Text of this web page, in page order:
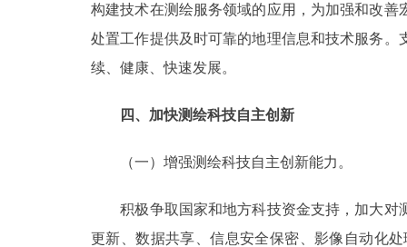
构建技术在测绘服务领域的应用，为加强和改
处置工作提供及时可靠的地理信息和技术服务
续、健康、快速发展。
四、加快测绘科技自主创新
（一）增强测绘科技自主创新能力。
积极争取国家和地方科技资金支持，加大对
更新、数据共享、信息安全保密、影像自动化